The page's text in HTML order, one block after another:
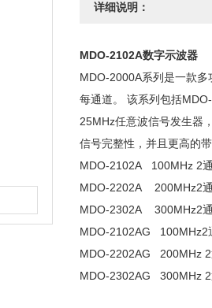
详细说明：
MDO-2102A数字示波器
MDO-2000A系列是一款
每通道。 该系列包括
25MHz任意波信号发生器
信号完整性，并且更高的
MDO-2102A 100MHz 2
MDO-2202A 200MHz2通
MDO-2302A 300MHz2通
MDO-2102AG 100MHz2
MDO-2202AG 200MHz 2
MDO-2302AG 300MHz 2